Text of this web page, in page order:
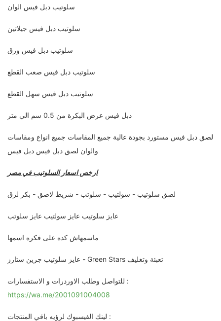
سلوتيب دبل فيس الوان
سلوتيب دبل فيس جيلاتين
سلوتيب دبل فيس ورق
سلوتيب دبل فيس صعب القطع
سلوتيب دبل فيس سهل القطع
دبل فيس عرض البكرة من 0.5 سم الي متر
لصق دبل فيس مستورد بجودة عالية جميع المقاسات جميع انواع ومقاسات
والوان لصق دبل فيس دبل فيس
ارخص اسعار السلوتيب في مصر
لصق سلوتيب - سولتيب - سلوتب - شريط لاصق - بكر لزق
عايز سلوتيب عايز سولتيب عايز سلوتب
ماسمهاش كده على فكره اسمها
عايز سلوتيب جرين ستارز - Green Stars تعبئة وتغليف
للتواصل وطلب الاوردرات و الاستفسارات :
https://wa.me/2001091004008
لينك الفيسبوك لرؤيه باقي المنتجات :